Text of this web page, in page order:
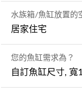
水族箱/魚缸放置的
居家住宅
您的魚缸需求為？
自訂魚缸尺寸,